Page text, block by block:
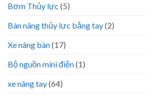
Bơm Thủy lực (5)
Bàn nâng thủy lực bằng tay(2)
Xe nâng bàn(17)
Bộ nguồn mini điện(1)
xe nâng tay(64)